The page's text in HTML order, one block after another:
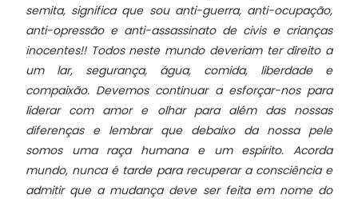
semita, significa que sou anti-guerra, anti-ocupação,
anti-opressão e anti-assassinato de civis e crianças
inocentes!! Todos neste mundo deveriam ter direito a
um lar, segurança, água, comida, liberdade e
compaixão. Devemos continuar a esforçar-nos para
liderar com amor e olhar para além das nossas
diferenças e lembrar que debaixo da nossa pele
somos uma raça humana e um espírito. Acorda
mundo, nunca é tarde para recuperar a consciência e
admitir que a mudança deve ser feita em nome do